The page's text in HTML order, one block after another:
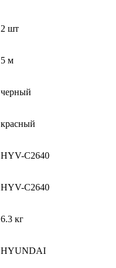
2 шт
5 м
черный
красный
HYV-C2640
HYV-C2640
6.3 кг
HYUNDAI